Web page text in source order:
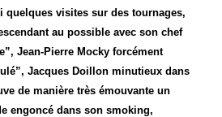
quelques visites sur des tournages,
au possible avec son chef
Jean-Pierre Mocky forcément
Jacques Doillon minutieux dans
de manière très émouvante un
engoncé dans son smoking,